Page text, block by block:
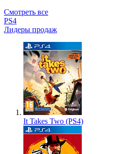
Смотреть все
PS4
Лидеры продаж
It Takes Two (PS4)